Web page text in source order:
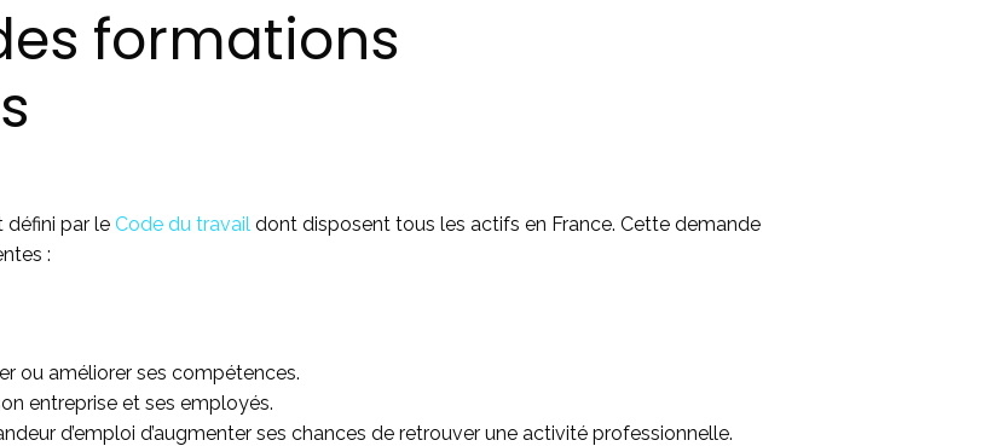
formations
défini par le Code du travail dont disposent tous les actifs en France. Cette demande
:
ou améliorer ses compétences.
entreprise et ses employés.
d’emploi d’augmenter ses chances de retrouver une activité professionnelle.